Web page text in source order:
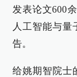
发表论文600
人工智能与量
告。
给姚期智院士